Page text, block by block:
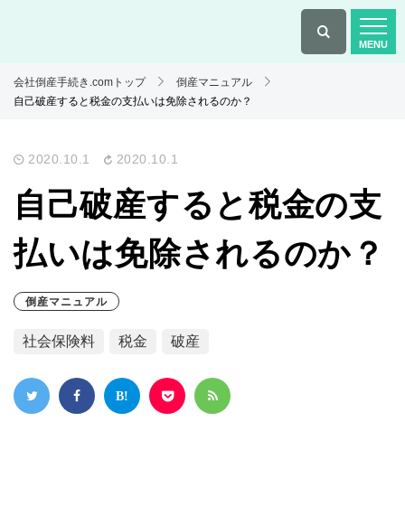
会社倒産手続き.comトップ
倒産マニュアル
自己破産すると税金の支払いは免除されるのか？
2020.10.1 2020.10.1
自己破産すると税金の支
払いは免除されるのか？
倒産マニュアル
社会保険料 税金 破産